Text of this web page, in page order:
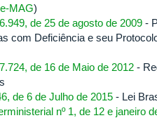
e-MAG)
de 25 de agosto de 2009 -
com Deficiência e seu
de 16 de Maio de 2012 -
de 6 de Julho de 2015 - Lei
nº 1, de 12 e janeiro